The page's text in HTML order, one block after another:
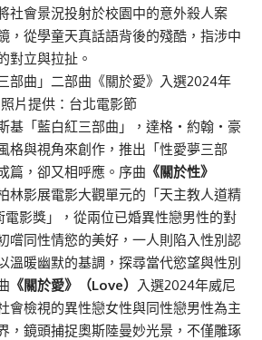
社會景況投射於校園中的意外殺人案
，從學童天真話語背後的殘酷，指涉中
對立與拉扯。
部曲」二部曲《關於愛》入選2024年
片提供：台北電影節
基「藍白紅三部曲」，達格・約翰・豪
格與視角來創作，推出「性愛夢三部
篇，卻又相呼應。序曲 《關於性》
林影展電影大觀單元的「天主教人道精
電影獎」，從兩位已婚異性戀男性的對
嚐同性情慾的美好，一人則陷入性別認
溫暖幽默的基調，探尋當代慾望與性別
《關於愛》（Love）
入選2024年威尼
會檢視的異性戀女性與同性戀男性為主
，鏡頭捕捉奧斯陸曼妙光景，不僅雕琢